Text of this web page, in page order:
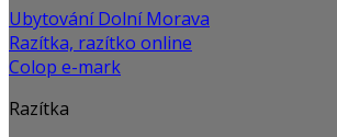
Ubytování Dolní Morava
Razítka, razítko online
Colop e-mark
Razítka